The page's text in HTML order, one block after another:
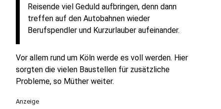
Reisende viel Geduld aufbringen, denn dann
treffen auf den Autobahnen wieder
Berufspendler und Kurzurlauber aufeinander.
Vor allem rund um Köln werde es voll werden. Hier
sorgten die vielen Baustellen für zusätzliche
Probleme, so Müther weiter.
Anzeige